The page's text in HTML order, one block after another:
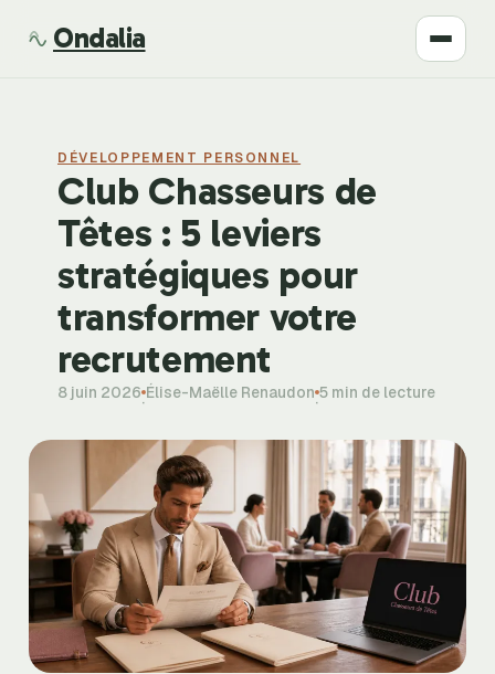
Ondalia
Beauté
Développement
Bien-être
DÉVELOPPEMENT PERSONNEL
Club Chasseurs de
Têtes : 5 leviers
stratégiques pour
transformer votre
recrutement
8 juin 2026·Élise-Maëlle Renaudon·5 min de lecture